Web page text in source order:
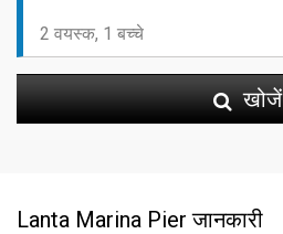
खोजें
Lanta Marina Pier जानकारी